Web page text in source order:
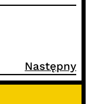
Następny